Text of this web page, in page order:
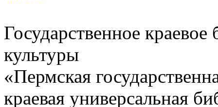
Государственное
культуры
«Пермская
краевая универсальная